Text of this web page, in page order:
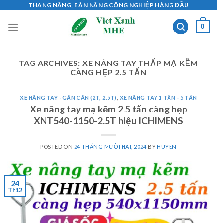
content
THANG NÂNG, BÀN NÂNG CÔNG NGHIỆP HÀNG ĐẦU
0
TAG ARCHIVES: XE NÂNG TAY THẤP MẠ KẼM
CÀNG HẸP 2.5 TẤN
XE NÂNG TAY - GẮN CÂN (2T, 2.5T) ,XE NÂNG TAY 1 TẤN - 5 TẤN
Xe nâng tay mạ kẽm 2.5 tấn càng hẹp
XNT540-1150-2.5T hiệu ICHIMENS
POSTED ON 24 THÁNG MƯỜI HAI, 2024 BY HUYEN
24
Th12